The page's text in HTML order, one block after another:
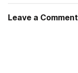
Leave a Comment